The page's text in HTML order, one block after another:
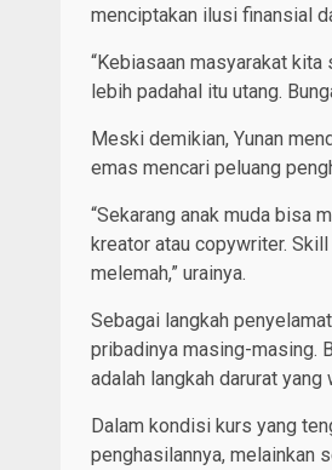
menciptakan ilusi finansial
“Kebiasaan masyarakat
lebih padahal itu utang.
Meski demikian, Yunan
emas mencari peluang
“Sekarang anak muda bisa
kreator atau copywriter.
melemah,” urainya.
Sebagai langkah
pribadinya masing-masing.
adalah langkah darurat yang
Dalam kondisi kurs yang
penghasilannya, melainkan